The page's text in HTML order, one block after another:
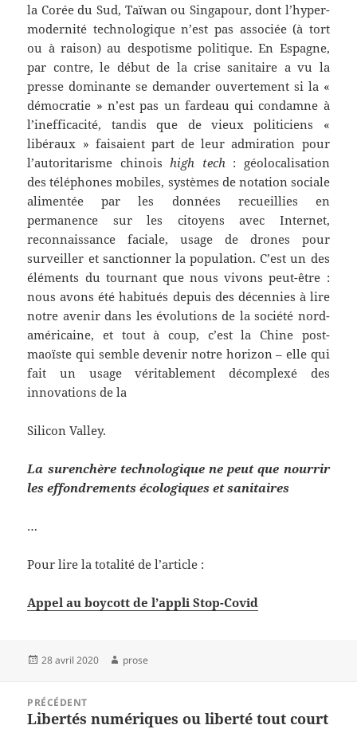
la Corée du Sud, Taïwan ou Singapour, dont l’hyper-
modernité technologique n’est pas associée (à tort
ou à raison) au despotisme politique. En Espagne,
par contre, le début de la crise sanitaire a vu la
presse dominante se demander ouvertement si la «
démocratie » n’est pas un fardeau qui condamne à
l’inefficacité, tandis que de vieux politiciens «
libéraux » faisaient part de leur admiration pour
l’autoritarisme chinoishigh tech : géolocalisation
des téléphones mobiles, systèmes de notation sociale
alimentée par les données recueillies en
permanence sur les citoyens avec Internet,
reconnaissance faciale, usage de drones pour
surveiller et sanctionner la population. C’est un des
éléments du tournant que nous vivons peut-être :
nous avons été habitués depuis des décennies à lire
notre avenir dans les évolutions de la société nord-
américaine, et tout à coup, c’est la Chine post-
maoïste qui semble devenir notre horizon – elle qui
fait un usage véritablement décomplexé des
innovations de la
Silicon Valley.
La surenchère technologique ne peut que nourrir
les effondrements écologiques et sanitaires
…
Pour lire la totalité de l’article :
Appel au boycott de l’appli Stop-Covid
Publié
28 avril 2020 Auteur
prose
PRÉCÉDENT
Article
Libertés numériques ou liberté tout court